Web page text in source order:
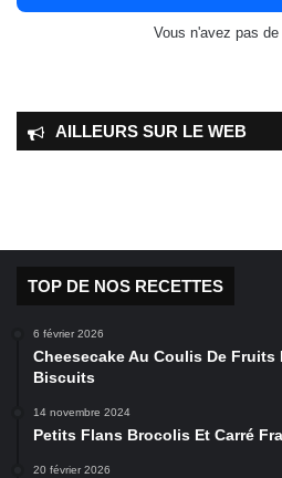
Vous n'avez pas
AILLEURS SUR LE WEB
TOP DE NOS RECETTES
6 février 2026
Cheesecake Au Coulis De Fruits
Biscuits
14 novembre 2024
Petits Flans Brocolis Et Carré
20 février 2026